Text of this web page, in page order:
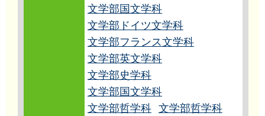
文学部国文学科
文学部ドイツ文学科
文学部フランス文学科
文学部英文学科
文学部史学科
文学部国文学科
文学部哲学科 文学部哲学科